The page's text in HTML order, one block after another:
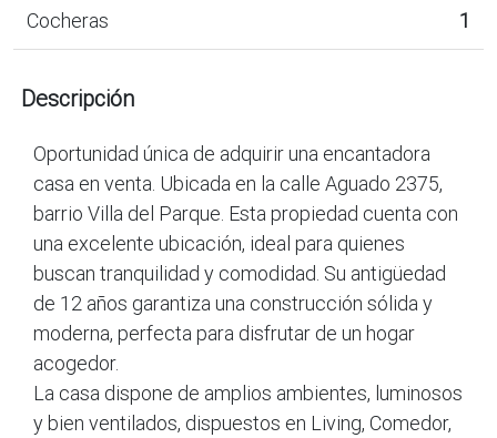
Cocheras 1
Descripción
Oportunidad única de adquirir una encantadora
casa en venta. Ubicada en la calle Aguado 2375,
barrio Villa del Parque. Esta propiedad cuenta con
una excelente ubicación, ideal para quienes
buscan tranquilidad y comodidad. Su antigüedad
de 12 años garantiza una construcción sólida y
moderna, perfecta para disfrutar de un hogar
acogedor.
La casa dispone de amplios ambientes, luminosos
y bien ventilados, dispuestos en Living, Comedor,